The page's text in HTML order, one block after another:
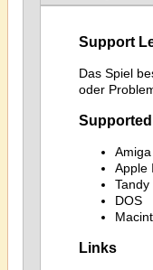
Support
Das Spiel
oder
Amiga
Apple
DOS
Links